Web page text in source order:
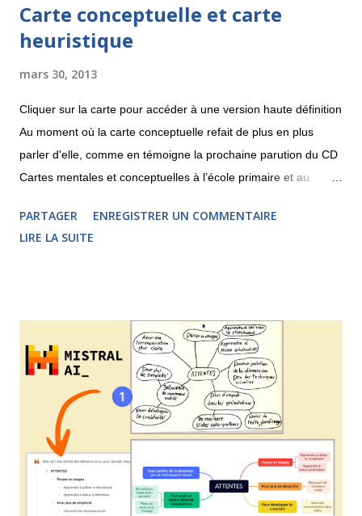
Carte conceptuelle et carte
heuristique
mars 30, 2013
Cliquer sur la carte pour accéder à une version haute définition
Au moment où la carte conceptuelle refait de plus en plus
parler d'elle, comme en témoigne la prochaine parution du CD
Cartes mentales et conceptuelles à l’école primaire et au
les points communs entre la carte heuristique et la carte
conceptuelle. La carte conceptuelle apparaît sur le devant de
s'appuie sur les travaux de l'auteur, formateur et entrepreneur
britannique Tony Buzan . Ces deux techniques, comme nous
pouvons le voir ci-dessus, partagent de nombreux points
communs mais il ne faut pas les confondre. Personnellement,
j'utilise la carte conceptuelle lorsque je veux formaliser des
connaissances, remettre les concepts en ordre afin d'êt...
PARTAGER
ENREGISTRER UN COMMENTAIRE
LIRE LA SUITE